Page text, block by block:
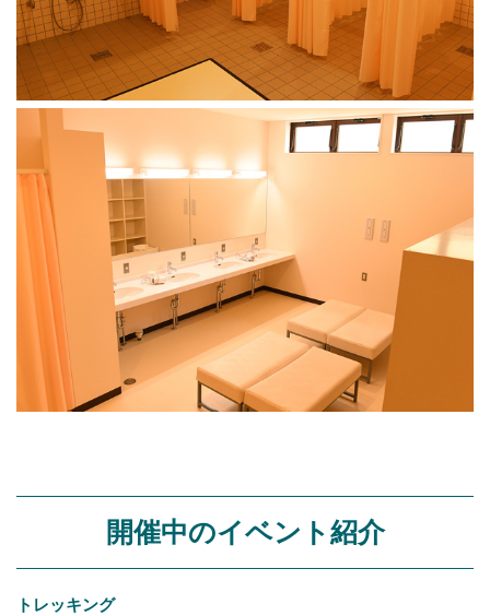
開催中のイベント紹介
トレッキング